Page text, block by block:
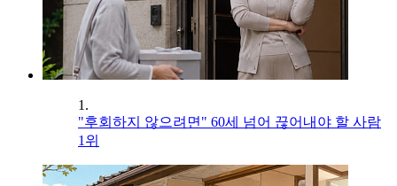
1.
"후회하지 않으려면" 60세 넘어 끊어내야 할 사람
1위